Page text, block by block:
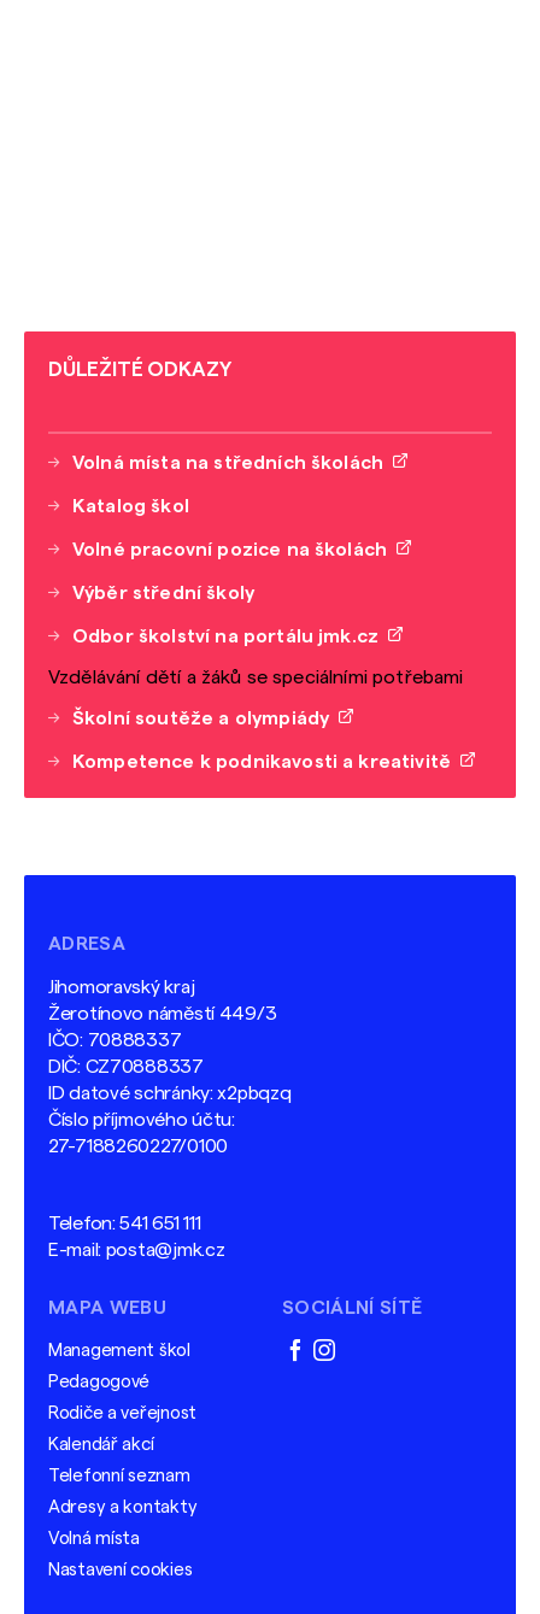
DŮLEŽITÉ ODKAZY
Volná místa na středních školách
Katalog škol
Volné pracovní pozice na školách
Výběr střední školy
Odbor školství na portálu jmk.cz
Vzdělávání dětí a žáků se speciálními potřebami
Školní soutěže a olympiády
Kompetence k podnikavosti a kreativitě
ADRESA
Jihomoravský kraj
Žerotínovo náměstí 449/3
IČO: 70888337
DIČ: CZ70888337
ID datové schránky: x2pbqzq
Číslo příjmového účtu:
27-7188260227/0100
Telefon:541 651 111
E-mail: posta@jmk.cz
MAPA WEBU
Management škol
Pedagogové
Rodiče a veřejnost
Kalendář akcí
Telefonní seznam
Adresy a kontakty
Volná místa
Nastavení cookies
SOCIÁLNÍ SÍTĚ
facebook
instagram